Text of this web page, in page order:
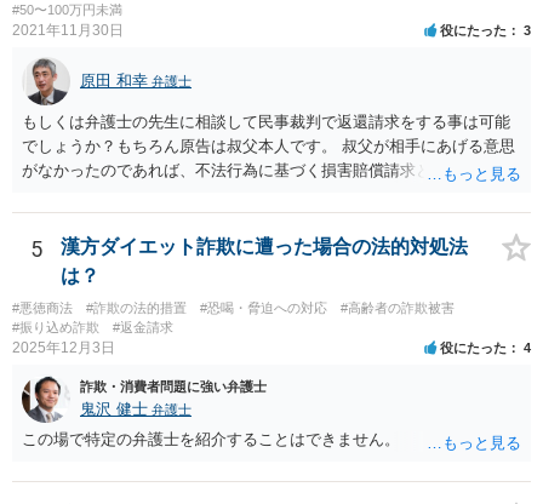
に生じた痛みをともに分け合うための基盤を欠く上、取引的不法行為
における加害者の故意は、通常、被害者の落ち度或いは弱み、不意、
不用意、不注意、未熟、無能、無知、愚昧等に対して向けられ、それ
らにつけ込むものであるから、被害者が加害者の思惑どおりに落ち度
等を示したからといって、これをもって被害者の過失と評価し、被害
者の加害者に対する損害賠償から被害者の落ち度等相当分を減額する
ことにすれば必ず不法行為の成果をその分確保することができること
になるが、そのような事態を容認することは、結果として、不法行為
て、故意の不法行為の場合、特段の事情がない限り、被害者の落ち度
等を過失と評価して損害額の減額事由とすることは許されない。」と
判示した。 （２）東京高等裁判所平成３０年５月２３日裁判例 裁判所
は、「故意ある不法行為（詐欺行為）に対する過失相殺の適用」につ
いて「本件のような故意による不法行為であって犯罪成立可能性すら
あるものによる被害について、過失相殺をすることは、極力避けるべ
きである。・・・過失相殺は、当事者間の公平を図るため、損害賠償
の額を定めるに当たって、被害者の過失を考慮する制度であるとこ
ろ、第１審被告らの不法行為は、故意による違法な詐欺行為であっ
#50〜100万円未満
2021年11月30日 役にたった 3
原田 和幸 弁護士
もしくは弁護士の先生に相談して民事裁判で返還請求をする事は可能
でしょうか？もちろん原告は叔父本人です。 叔父が相手にあげる意思
がなかったのであれば、不法行為に基づく損害賠償請求とか不当利得
5
漢方ダイエット詐欺に遭った場合の法的対処法
は？
#悪徳商法 #詐欺の法的措置 #恐喝・脅迫への対応
#高齢者の詐欺被害
#振り込め詐欺
#返金請求
2025年12月3日 役にたった 4
詐欺・消費者問題に強い弁護士
鬼沢 健士 弁護士
この場で特定の弁護士を紹介することはできません。